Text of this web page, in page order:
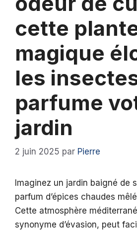
cette
magique
les
parfume
jardin
2 juin 2025 par Pierre
Imaginez un jardin baigné de
parfum d’épices chaudes
Cette atmosphère
synonyme d’évasion, peut